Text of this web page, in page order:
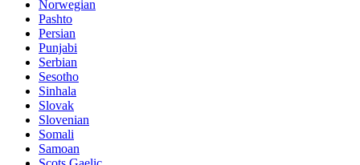
Norwegian
Pashto
Persian
Punjabi
Serbian
Sesotho
Sinhala
Slovak
Slovenian
Somali
Samoan